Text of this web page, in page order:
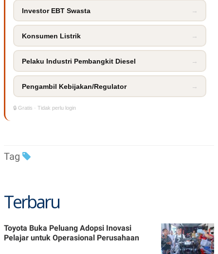
Investor EBT Swasta →
Konsumen Listrik →
Pelaku Industri Pembangkit Diesel →
Pengambil Kebijakan/Regulator →
🔒 Gratis · Tidak perlu login
Tag
Terbaru
Toyota Buka Peluang Adopsi Inovasi
Pelajar untuk Operasional Perusahaan